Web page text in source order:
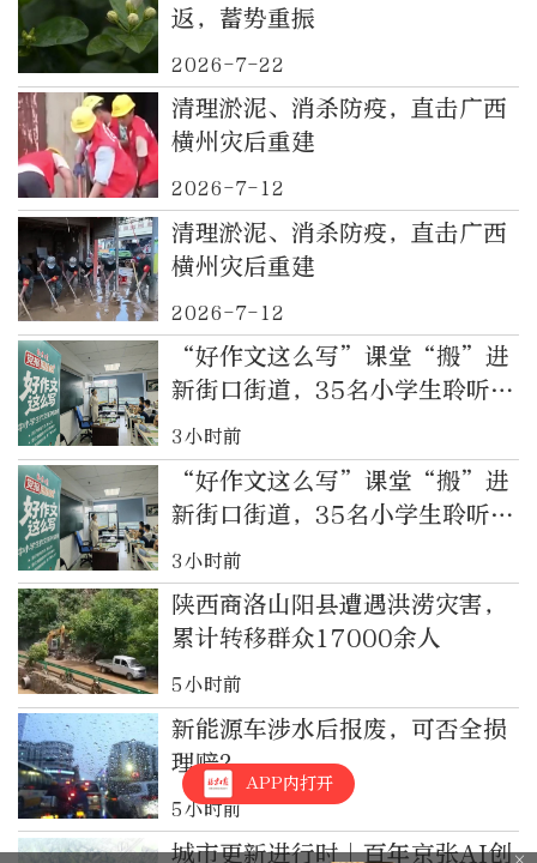
返，蓄势重振
2026-7-22
清理淤泥、消杀防疫，直击广西
横州灾后重建
2026-7-12
清理淤泥、消杀防疫，直击广西
横州灾后重建
2026-7-12
“好作文这么写”课堂“搬”进
新街口街道，35名小学生聆听如
何写“活”身边人
3小时前
“好作文这么写”课堂“搬”进
新街口街道，35名小学生聆听如
何写“活”身边人
3小时前
陕西商洛山阳县遭遇洪涝灾害，
累计转移群众17000余人
5小时前
新能源车涉水后报废，可否全损
理赔？
5小时前
城市更新进行时｜百年京张AI创
APP内打开